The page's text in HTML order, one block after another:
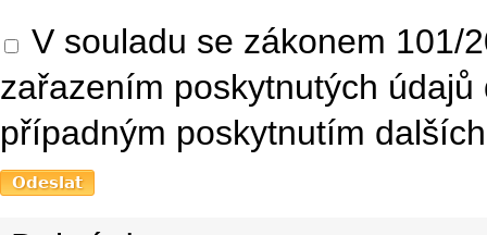
V souladu se zákonem 101/
zařazením poskytnutých
případným poskytnutím